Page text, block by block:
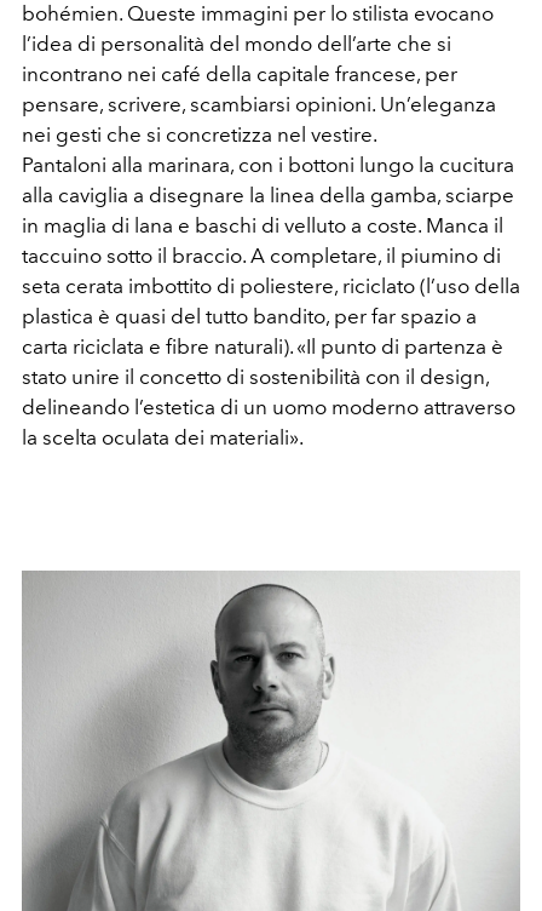
bohémien. Queste immagini per lo stilista evocano
l’idea di personalità del mondo dell’arte che si
incontrano nei café della capitale francese, per
pensare, scrivere, scambiarsi opinioni. Un’eleganza
nei gesti che si concretizza nel vestire.
Pantaloni alla marinara, con i bottoni lungo la cucitura
alla caviglia a disegnare la linea della gamba, sciarpe
in maglia di lana e baschi di velluto a coste. Manca il
taccuino sotto il braccio. A completare, il piumino di
seta cerata imbottito di poliestere, riciclato (l’uso della
plastica è quasi del tutto bandito, per far spazio a
carta riciclata e fibre naturali). «Il punto di partenza è
stato unire il concetto di sostenibilità con il design,
delineando l’estetica di un uomo moderno attraverso
la scelta oculata dei materiali».